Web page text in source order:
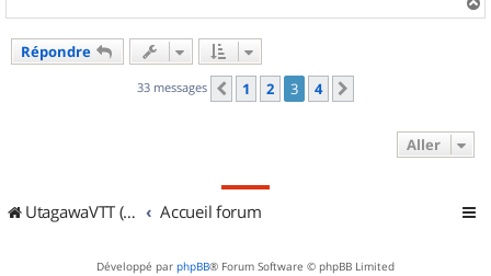
a
Répondre
33 messages Précédent
1 2 3 4
Aller
UtagawaVTT (Randos VTT et VTTAE avec traces GPS) Accueil forum
Développé par phpBB® Forum Software © phpBB Limited